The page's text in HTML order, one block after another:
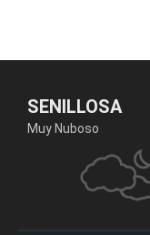
SENILLOSA
Muy Nuboso